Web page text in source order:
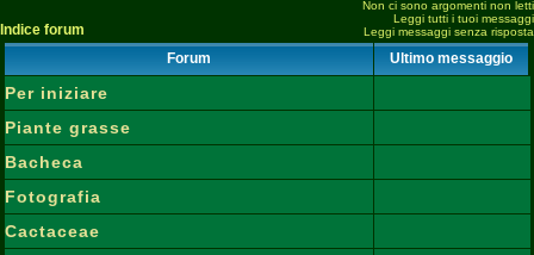
Indice forum
Non ci sono argomenti non letti
Leggi tutti i tuoi messaggi
Leggi messaggi senza risposta
Forum Ultimo messaggio
Per iniziare
Piante grasse
Bacheca
Fotografia
Cactaceae